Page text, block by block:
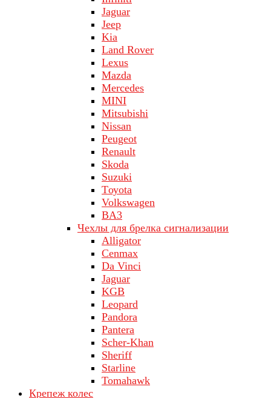
Jaguar
Jeep
Kia
Land Rover
Lехus
Mazda
Merсеdеs
MINI
Mitsubishi
Nissan
Peugeot
Renault
Skoda
Suzuki
Tоуоta
Volkswagen
ВA3
Чехлы для брелка сигнализации
Alligator
Cenmax
Da Vinci
Jaguar
KGB
Leopard
Pandora
Pantera
Scher-Khan
Sheriff
Starline
Tomahawk
Крепеж колес